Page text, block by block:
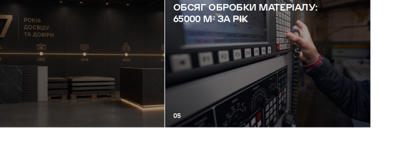
ОБСЯГ ОБРОБКИ МАТЕРІАЛУ:
65000 М² ЗА РІК
05